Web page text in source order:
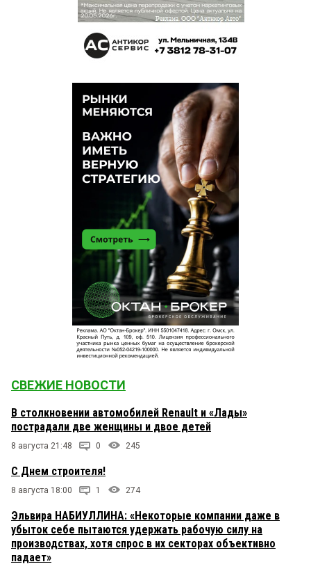
СВЕЖИЕ НОВОСТИ
В столкновении автомобилей Renault и «Лады»
пострадали две женщины и двое детей
8 августа 21:48 0 245
С Днем строителя!
8 августа 18:00 1 274
Эльвира НАБИУЛЛИНА: «Некоторые компании даже в
убыток себе пытаются удержать рабочую силу на
производствах, хотя спрос в их секторах объективно
падает»